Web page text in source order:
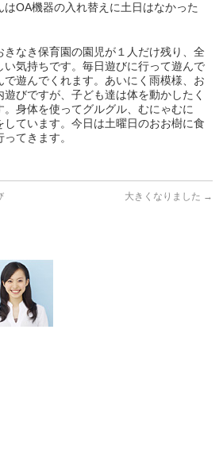
OA機器の入れ替えに土日はなかった
きなき保育園の園児が１人だけ残り、全
い気持ちです。毎日遊びに行って遊んで
で遊んでくれます。あいにく雨模様、お
びですが、子ども達は体を動かしたく
身体を使ってグルグル、むにゃむに
しています。今日は土曜日のおお樹に食
てきます。
大きくなりました →